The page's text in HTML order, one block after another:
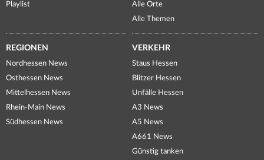
Playlist
Alle Orte
Alle Themen
REGIONEN
Nordhessen News
Osthessen News
Mittelhessen News
Rhein-Main News
Südhessen News
VERKEHR
Staus Hessen
Blitzer Hessen
Unfälle Hessen
A3 News
A5 News
A661 News
Günstig tanken